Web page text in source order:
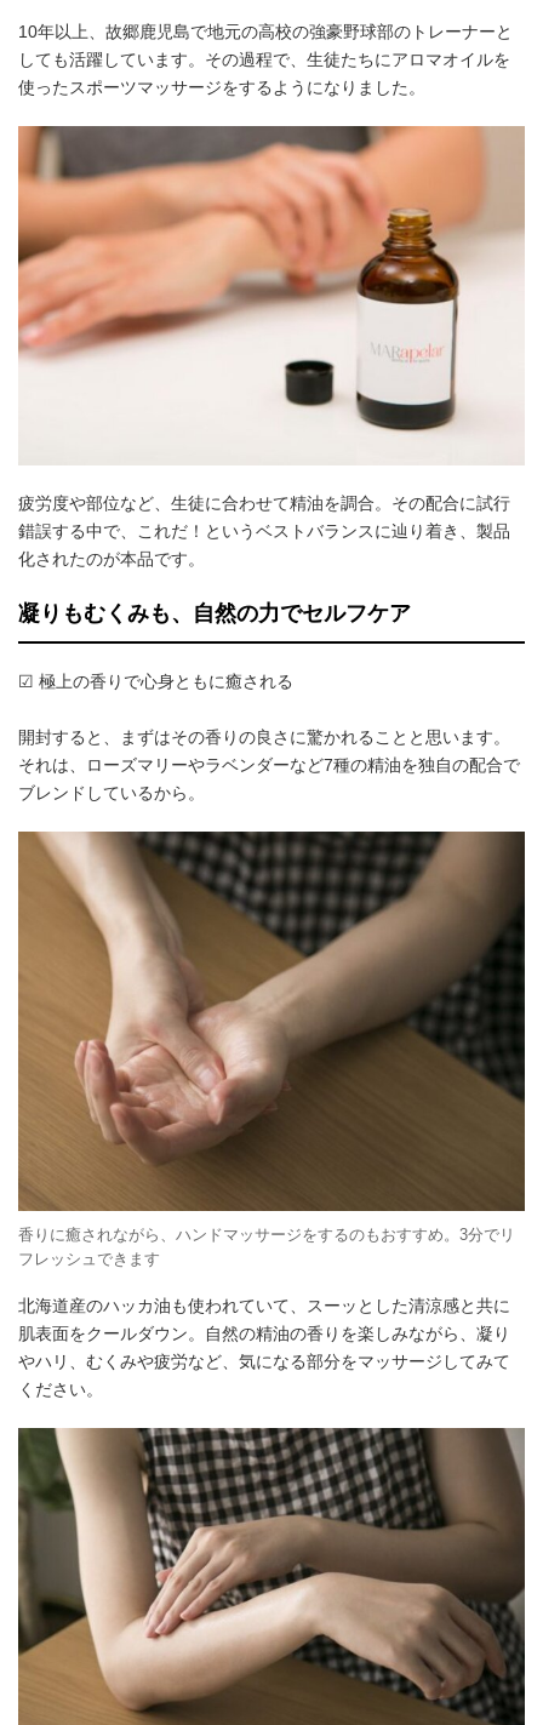
10年以上、故郷鹿児島で地元の高校の強豪野球部のトレーナーと
しても活躍しています。その過程で、生徒たちにアロマオイルを
使ったスポーツマッサージをするようになりました。
疲労度や部位など、生徒に合わせて精油を調合。その配合に試行
錯誤する中で、これだ！というベストバランスに辿り着き、製品
化されたのが本品です。
凝りもむくみも、自然の力でセルフケア
☑ 極上の香りで心身ともに癒される
開封すると、まずはその香りの良さに驚かれることと思います。
それは、ローズマリーやラベンダーなど7種の精油を独自の配合で
ブレンドしているから。
香りに癒されながら、ハンドマッサージをするのもおすすめ。3分でリ
フレッシュできます
北海道産のハッカ油も使われていて、スーッとした清涼感と共に
肌表面をクールダウン。自然の精油の香りを楽しみながら、凝り
やハリ、むくみや疲労など、気になる部分をマッサージしてみて
ください。